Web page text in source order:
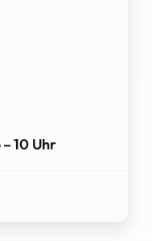
10 Uhr